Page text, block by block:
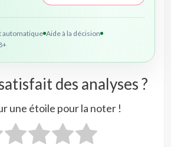
automatique Aide à la décision
des analyses ?
une étoile pour la noter !